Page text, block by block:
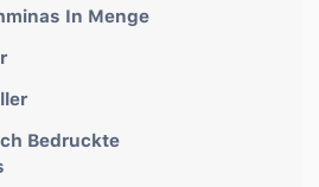
In Menge
Bedruckte